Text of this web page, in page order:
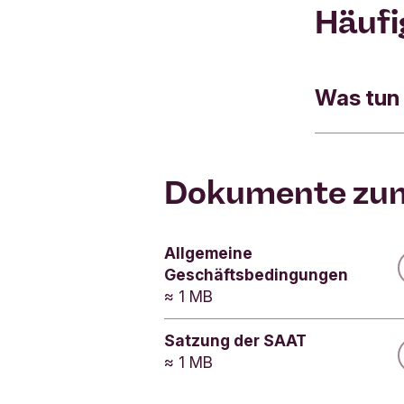
Was
Rufen
Wichtig:
2.
Melden
Dokumente
Allgemeine
Geschäftsbedingungen
≈ 1 MB
Satzung der SAAT
≈ 1 MB